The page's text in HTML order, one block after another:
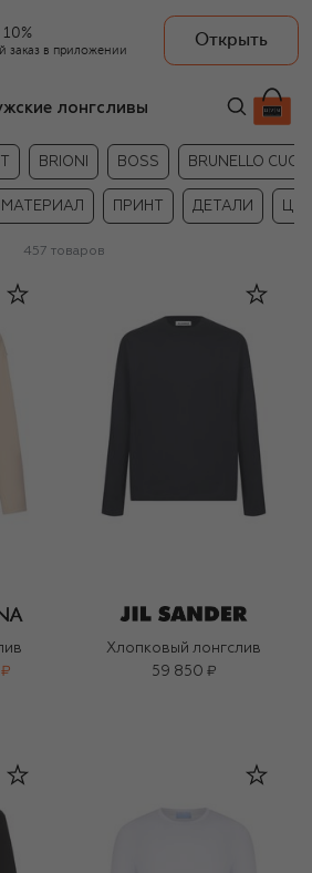
заказ в приложении
Открыть
лонгсливы
BRIONI BOSS BRUNELLO
МАТЕРИАЛ ПРИНТ ДЕТАЛИ
457 товаров
Хлопковый лонгслив
59 850 ₽